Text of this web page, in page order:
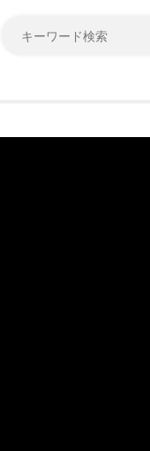
キーワード検索